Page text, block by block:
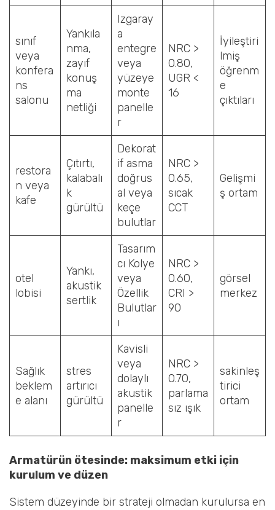
sınıf
veya
konfera
ns
salonu
Yankıla
nma,
zayıf
konuş
ma
netliği
Izgaray
a
entegre
veya
yüzeye
monte
panelle
r
NRC >
0.80,
UGR <
16
İyileştiri
lmiş
öğrenm
e
çıktıları
restora
n veya
kafe
Çıtırtı,
kalabalı
k
gürültü
Dekorat
if asma
doğrus
al veya
keçe
bulutlar
NRC >
0.65,
sıcak
CCT
Gelişmi
ş ortam
otel
lobisi
Yankı,
akustik
sertlik
Tasarım
cı Kolye
veya
Özellik
Bulutlar
ı
NRC >
0.60,
CRI >
90
görsel
merkez
Sağlık
beklem
e alanı
stres
artırıcı
gürültü
Kavisli
veya
dolaylı
akustik
panelle
r
NRC >
0.70,
parlama
sız ışık
sakinleş
tirici
ortam
Armatürün ötesinde: maksimum etki için
kurulum ve düzen
Sistem düzeyinde bir strateji olmadan kurulursa en